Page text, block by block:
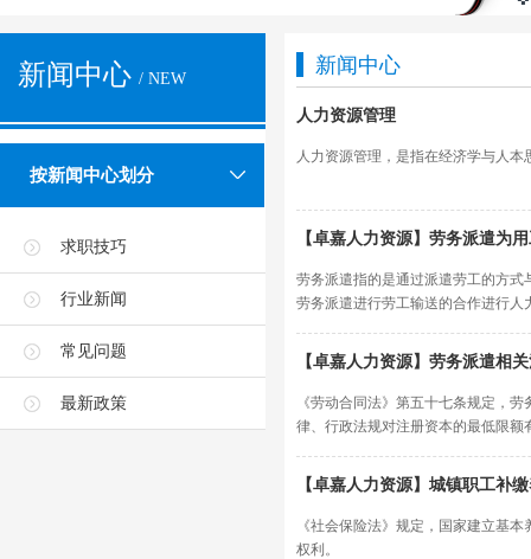
新闻中心 / NEW
按新闻中心划分
求职技巧
行业新闻
常见问题
最新政策
新闻中心
人力资源管理
人力资源管理，是指在经济学与人
【卓嘉人力资源】劳务派遣为
劳务派遣指的是通过派遣劳工的方
劳务派遣进行劳工输送的合作进行人
【卓嘉人力资源】劳务派遣相
《劳动合同法》第五十七条规定，
律、行政法规对注册资本的最低限
【卓嘉人力资源】城镇职工补
《社会保险法》规定，国家建立基
权利。